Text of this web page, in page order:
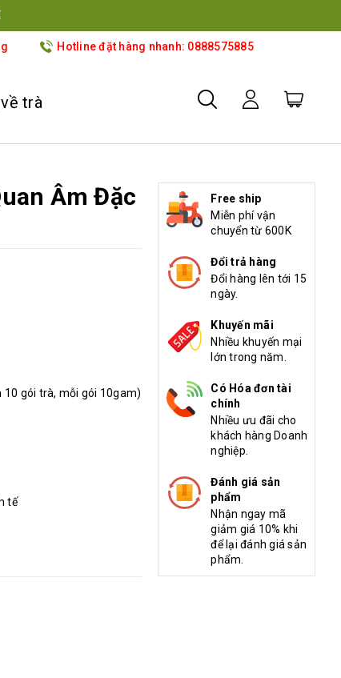
Hotline đặt hàng nhanh: 0888575885
trà
Âm Đặc
10 gói trà, mỗi gói 10gam)
tế
Free ship
Miễn phí vận
chuyển từ 600K
Đổi trả hàng
Đổi hàng lên tới 15
ngày.
Khuyến mãi
Nhiều khuyến mại
lớn trong năm.
Có Hóa đơn tài
chính
Nhiều ưu đãi cho
khách hàng Doanh
nghiệp.
Đánh giá sản
phẩm
Nhận ngay mã
giảm giá 10% khi
để lại đánh giá sản
phẩm.